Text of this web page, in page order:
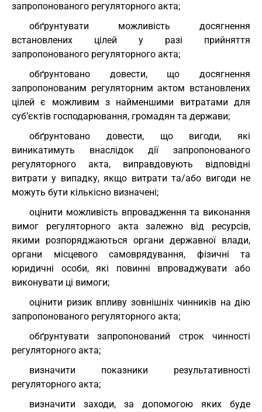
запропонованого регуляторного акта;
обґрунтувати можливість досягнення
встановлених цілей у разі прийняття
запропонованого регуляторного акта;
обґрунтовано довести, що досягнення
запропонованим регуляторним актом встановлених
цілей є можливим з найменшими витратами для
суб’єктів господарювання, громадян та держави;
обґрунтовано довести, що вигоди, які
виникатимуть внаслідок дії запропонованого
регуляторного акта, виправдовують відповідні
витрати у випадку, якщо витрати та/або вигоди не
можуть бути кількісно визначені;
оцінити можливість впровадження та виконання
вимог регуляторного акта залежно від ресурсів,
якими розпоряджаються органи державної влади,
органи місцевого самоврядування, фізичні та
юридичні особи, які повинні впроваджувати або
виконувати ці вимоги;
оцінити ризик впливу зовнішніх чинників на дію
запропонованого регуляторного акта;
обґрунтувати запропонований строк чинності
регуляторного акта;
визначити показники результативності
регуляторного акта;
визначити заходи, за допомогою яких буде